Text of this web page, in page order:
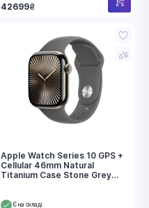
42699₴
Apple Watch Series 10 GPS +
Cellular 46mm Natural
Titanium Case Stone Grey
Є на складі